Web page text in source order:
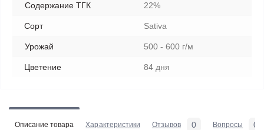
Содержание ТГК 22%
Сорт Sativa
Урожай 500 - 600 г/м
Цветение 84 дня
Описание товара Характеристики Отзывов 0 Вопросы 0